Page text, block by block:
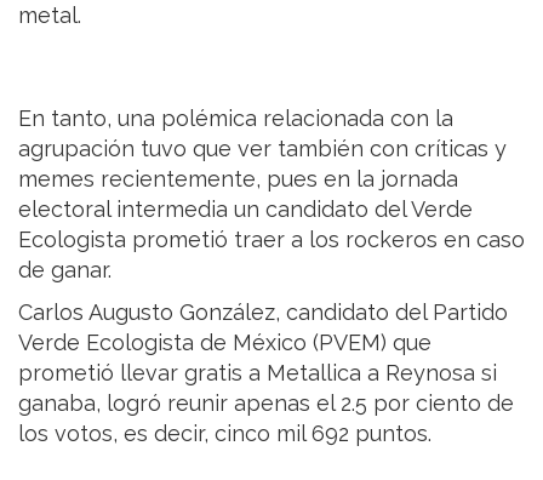
metal.
En tanto, una polémica relacionada con la
agrupación tuvo que ver también con críticas y
memes recientemente, pues en la jornada
electoral intermedia un candidato del Verde
Ecologista prometió traer a los rockeros en caso
de ganar.
Carlos Augusto González, candidato del Partido
Verde Ecologista de México (PVEM) que
prometió llevar gratis a Metallica a Reynosa si
ganaba, logró reunir apenas el 2.5 por ciento de
los votos, es decir, cinco mil 692 puntos.